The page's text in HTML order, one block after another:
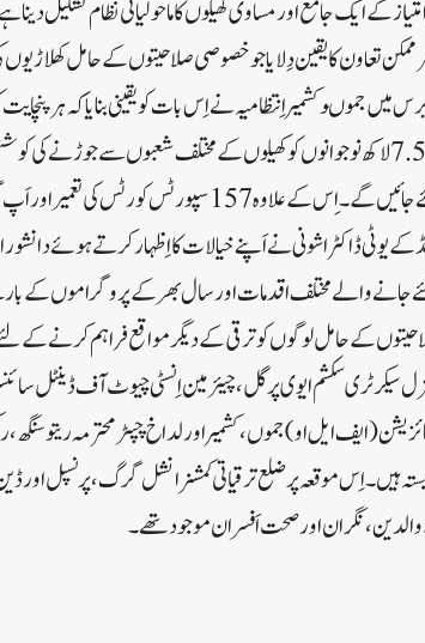
کے ایک جامع اور مساوی کھیلوں کا ماحولیاتی نظام تشکیل
تعاون کا یقین دِلایا جو خصوصی صلاحیتوں کے حامل کھلاڑیوں
میں جموںوکشمیر اِنتظامیہ نے اِس بات کو یقینی بنایا کہ ہر
فراہم کی جائیں ۔ایک خصوصی پرگرام کے تحت 7.5 لاکھ نوجوانوں کو کھیلوں کے مختلف
تمام 20اَضلاع میں 221 کھیل میدان تعمیر کئے جائیں گے ۔ ا ِس کے
یوٹی ڈاکٹر اشونی نے اَپنے خیالات کا اِظہار کرتے ہوئے
والے مختلف اقدمات اور سال بھر کے پروگراموں کے
کے حامل لوگوں کو ترقی کے دیگر مواقع فراہم کرنے کے لئے
سکشم ایوی پرگل ، چیئرمین اِنسٹی چیوٹ آف ڈینٹل
( ایف ایل او) جموں ،کشمیر اور لداخ چپٹر محترمہ ریتو
ہیں۔اِس موقعہ پر ضلع ترقیاتی کمشنر انشل گرگ ، پرنسپل
والدین ، نگران اور صحت اَفسران موجود تھے۔